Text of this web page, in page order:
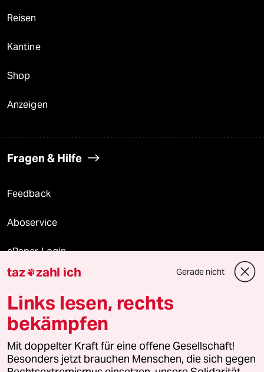
Reisen
Kantine
Shop
Anzeigen
Fragen & Hilfe
Feedback
Aboservice
ePaper Login
Downloads für Abonnierende
© 2026 taz Verlags und Vertriebs GmbH
Alle Rechte vorbehalten. Bei rechtlichen Fragen oder für Genehmigungen
wenden Sie sich bitte an lizenzen@taz.de
taz zahl ich Gerade nicht
Links lesen, rechts
bekämpfen
Mit doppelter Kraft für eine offene Gesellschaft!
Besonders jetzt brauchen Menschen, die sich gegen